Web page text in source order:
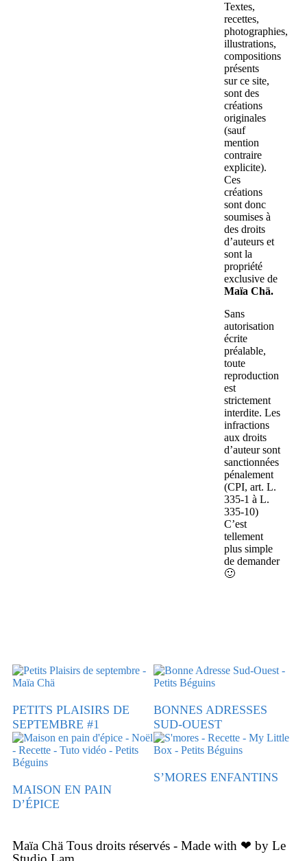
Textes,
recettes,
photographies,
illustrations,
compositions
présents
sur ce site,
sont des
créations
originales
(sauf
mention
contraire
explicite).
Ces
créations
sont donc
soumises à
des droits
d’auteurs et
sont la
propriété
exclusive de
Maïa Chä.
Sans
autorisation
écrite
préalable,
toute
reproduction
est
strictement
interdite. Les
infractions
aux droits
d’auteur sont
sanctionnées
pénalement
(CPI, art. L.
335-1 à L.
335-10)
C’est
tellement
plus simple
de demander
🙂
PETITS PLAISIRS DE
SEPTEMBRE #1
BONNES ADRESSES
SUD-OUEST
MAISON EN PAIN
D’ÉPICE
S’MORES ENFANTINS
Maïa Chä Tous droits réservés - Made with ❤ by Le